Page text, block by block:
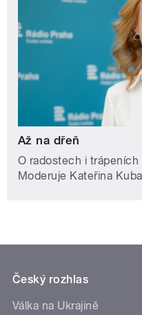
Až na dřeň
O radostech i
Moderuje Kateřina
Český rozhlas
Válka na Ukrajině